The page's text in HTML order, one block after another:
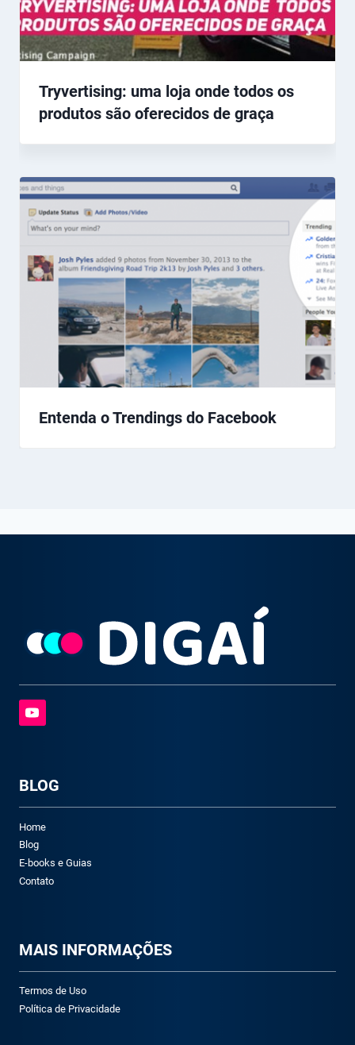
Tryvertising: uma loja onde todos os
produtos são oferecidos de graça
Entenda o Trendings do Facebook
BLOG
Home
Blog
E-books e Guias
Contato
MAIS INFORMAÇÕES
Termos de Uso
Política de Privacidade